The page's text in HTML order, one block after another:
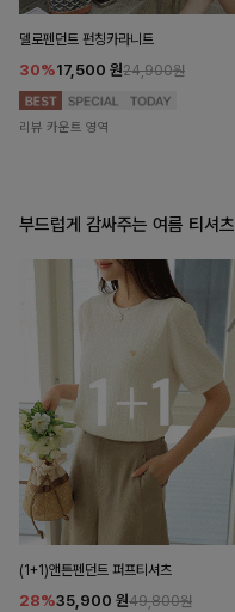
델로펜던트 펀칭카라니트
30%17,500 원24,900원
리뷰 카운트 영역
부드럽게 감싸주는 여름 티셔츠
(1+1)앤튼펜던트 퍼프티셔츠
28%35,900 원49,800원